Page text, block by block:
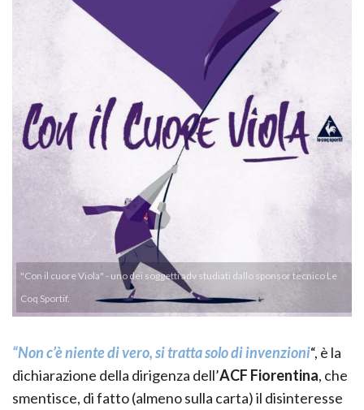
"Con il cuore Viola" - uno dei soggetti adv studiati dallo sponsor tecnico Le
Coq Sportif.
“Non c’è niente di vero, si tratta solo di invenzioni“, è la
dichiarazione della dirigenza dell’ACF Fiorentina, che
smentisce, di fatto (almeno sulla carta) il disinteresse